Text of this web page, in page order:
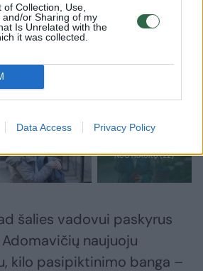
Collection, Use,
and/or Sharing of my
Is Unrelated with the
it was collected.
Data Access Privacy Policy
šalies vadovui paskyrus
Adomavičių naujuoju
kilo pasipiktinimo banga –